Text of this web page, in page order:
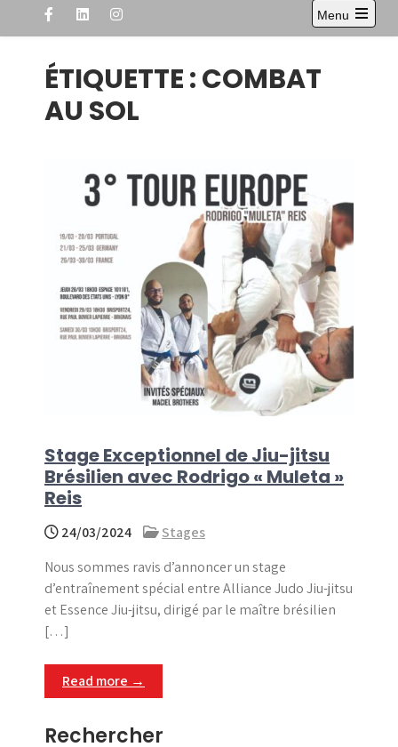
Menu
Open
ÉTIQUETTE :COMBAT
AU SOL
Stage Exceptionnel de Jiu-jitsu
Brésilien avec Rodrigo « Muleta »
Reis
24/03/2024
Stages
Nous sommes ravis d’annoncer un stage
d’entraînement spécial entre Alliance Judo Jiu-jitsu
et Essence Jiu-jitsu, dirigé par le maître brésilien
[…]
Read more →
Rechercher